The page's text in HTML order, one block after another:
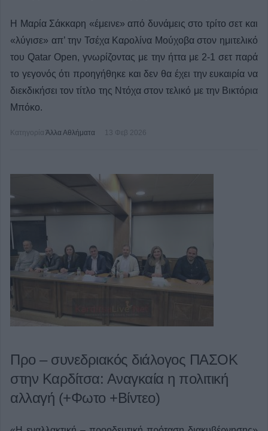
Η Μαρία Σάκκαρη «έμεινε» από δυνάμεις στο τρίτο σετ και
«λύγισε» απ’ την Τσέχα Καρολίνα Μούχοβα στον ημιτελικό
του Qatar Open, γνωρίζοντας με την ήττα με 2-1 σετ παρά
το γεγονός ότι προηγήθηκε και δεν θα έχει την ευκαιρία να
διεκδικήσει τον τίτλο της Ντόχα στον τελικό με την Βικτόρια
Μπόκο.
Κατηγορία Άλλα Αθλήματα 13 Φεβ 2026
Προ – συνεδριακός διάλογος ΠΑΣΟΚ
στην Καρδίτσα: Αναγκαία η πολιτική
αλλαγή (+Φωτο +Βίντεο)